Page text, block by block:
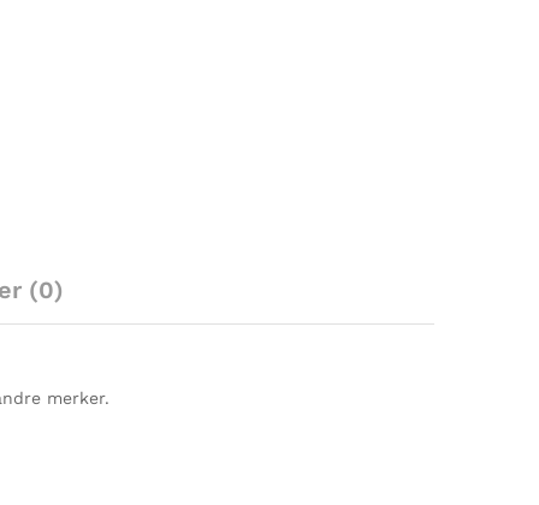
(0)
merker.